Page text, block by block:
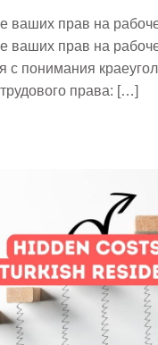
ваших прав на
ваших прав на
с понимания
права: […]